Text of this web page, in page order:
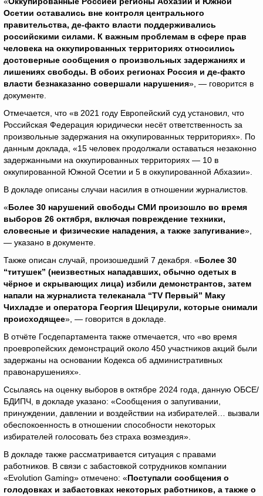
Осетии оставались вне контроля центрального
правительства, де-факто власти поддерживались
российскими силами. К важным проблемам в сфере прав
человека на оккупированных территориях относились
достоверные сообщения о произвольных задержаниях и
лишениях свободы. В обоих регионах Россия и де-факто
власти безнаказанно совершали нарушения», — говорится в
документе.
Отмечается, что «в 2021 году Европейский суд установил, что
Российская Федерация юридически несёт ответственность за
произвольные задержания на оккупированных территориях». По
данным доклада, «15 человек продолжали оставаться незаконно
задержанными на оккупированных территориях — 10 в
оккупированной Южной Осетии и 5 в оккупированной Абхазии».
В докладе описаны случаи насилия в отношении журналистов.
«Более 30 нарушений свободы СМИ произошло во время
выборов 26 октября, включая повреждение техники,
словесные и физические нападения, а также запугивание»,
— указано в документе.
Также описан случай, произошедший 7 декабря. «Более 30
“титушек” (неизвестных нападавших, обычно одетых в
чёрное и скрывающих лица) избили демонстрантов, затем
напали на журналиста телеканала “TV Первый” Маку
Чихладзе и оператора Георгия Шецирули, которые снимали
происходящее», — говорится в докладе.
В отчёте Госдепартамента также отмечается, что «во время
проевропейских демонстраций около 450 участников акций были
задержаны на основании Кодекса об административных
правонарушениях».
Ссылаясь на оценку выборов в октябре 2024 года, данную ОБСЕ/
БДИПЧ, в докладе указано: «Сообщения о запугивании,
принуждении, давлении и воздействии на избирателей… вызвали
обеспокоенность в отношении способности некоторых
избирателей голосовать без страха возмездия».
В докладе также рассматривается ситуация с правами
работников. В связи с забастовкой сотрудников компании
«Evolution Gaming» отмечено: «Поступали сообщения о
голодовках и забастовках некоторых работников, а также о